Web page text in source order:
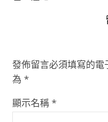
發佈留言必須填寫的電
為 *
顯示名稱 *